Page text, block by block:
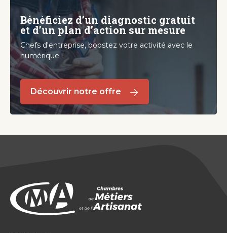
Bénéficiez d’un diagnostic gratuit
et d’un plan d’action sur mesure
Chefs d'entreprise, boostez votre activité avec le
numérique !
Découvrir notre offre